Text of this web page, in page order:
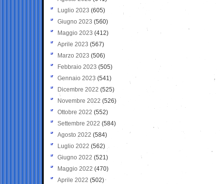
Luglio 2023 (605)
Giugno 2023 (560)
Maggio 2023 (412)
Aprile 2023 (567)
Marzo 2023 (506)
Febbraio 2023 (505)
Gennaio 2023 (541)
Dicembre 2022 (525)
Novembre 2022 (526)
Ottobre 2022 (552)
Settembre 2022 (584)
Agosto 2022 (584)
Luglio 2022 (562)
Giugno 2022 (521)
Maggio 2022 (470)
Aprile 2022 (502)